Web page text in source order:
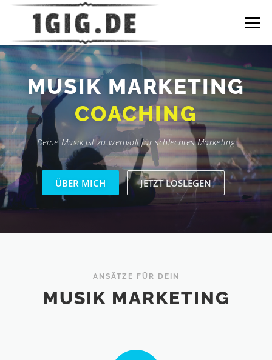
Zum
Menü
DATENSCHUTZ IMPRESSUM NEWS
MUSIK MARKETING
COACHING
Deine Musik ist zu wertvoll für schlechtes Marketing
ÜBER MICH JETZT LOSLEGEN
ANSÄTZE FÜR DEIN
MUSIK MARKETING